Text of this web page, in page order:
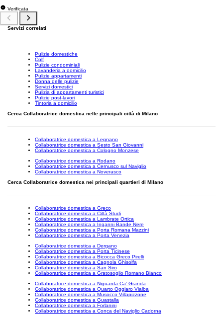
Verificata
Servizi correlati
Pulizie domestiche
Colf
Pulizie condominiali
Lavanderia a domicilio
Pulizie appartamenti
Donna delle pulizie
Servizi domestici
Pulizia di appartamenti turistici
Pulizie post-lavori
Tintoria a domicilio
Cerca Collaboratrice domestica nelle principali città di Milano
Collaboratrice domestica a Legnano
Collaboratrice domestica a Sesto San Giovanni
Collaboratrice domestica a Cologno Monzese
Collaboratrice domestica a Rodano
Collaboratrice domestica a Cernusco sul Naviglio
Collaboratrice domestica a Noverasco
Cerca Collaboratrice domestica nei principali quartieri di Milano
Collaboratrice domestica a Greco
Collaboratrice domestica a Città Studi
Collaboratrice domestica a Lambrate Ortica
Collaboratrice domestica a Inganni Bande Nere
Collaboratrice domestica a Porta Romana Mazzini
Collaboratrice domestica a Porta Venezia
Collaboratrice domestica a Dergano
Collaboratrice domestica a Porta Ticinese
Collaboratrice domestica a Bicocca Greco Pirelli
Collaboratrice domestica a Cagnola Ghisolfa
Collaboratrice domestica a San Siro
Collaboratrice domestica a Gratosoglio Romano Bianco
Collaboratrice domestica a Niguarda Ca’ Granda
Collaboratrice domestica a Quarto Oggiaro Vialba
Collaboratrice domestica a Musocco Villapizzone
Collaboratrice domestica a Guastalla
Collaboratrice domestica a Forlanini
Collaboratrice domestica a Conca del Naviglio Cadorna